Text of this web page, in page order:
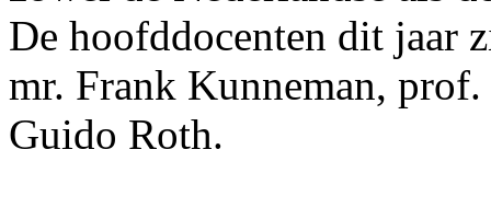
De hoofddocenten dit jaar
mr. Frank Kunneman,
Guido Roth.